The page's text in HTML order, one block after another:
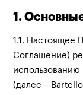
1.
1.1. Настоящее
Соглашение)
(далее –